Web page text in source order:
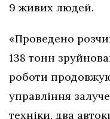
9 живих людей.
«Проведено
138 тонн
роботи
управління
техніки, два